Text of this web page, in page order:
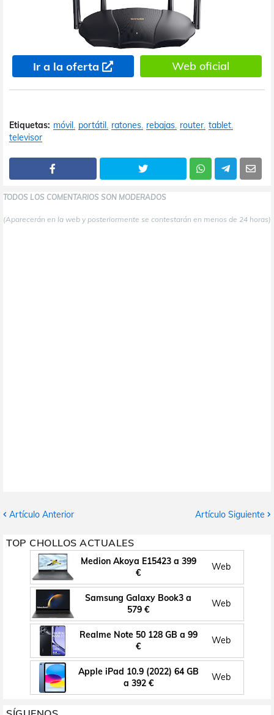
Ir a la oferta Web oficial
Etiquetas: móvil portátil ratones rebajas router tablet
televisor
TODOS LOS COMENTARIOS SON MODERADOS
(Aparecerán en la web y posteriormente se contestarán en menos de 24 horas)
Artículo Anterior Artículo Siguiente
TOP CHOLLOS ACTUALES
Medion Akoya E15423 a 399
€
Web
Samsung Galaxy Book3 a
579 €
Web
Realme Note 50 128 GB a 99
€
Web
Apple iPad 10.9 (2022) 64 GB
a 392 €
Web